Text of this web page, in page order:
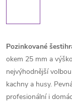
Pozinkované
okem 25 mm a
nejvýhodnější
kachny a husy.
profesionální i